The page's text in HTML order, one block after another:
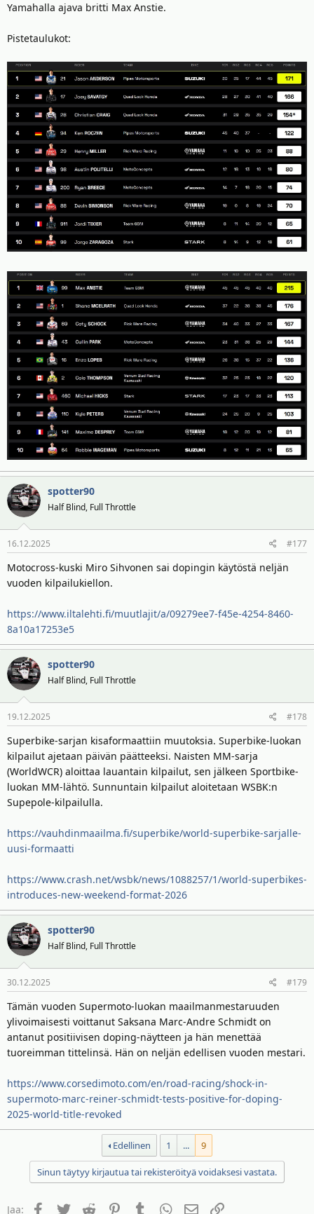
Yamahalla ajava britti Max Anstie.
Pistetaulukot:
spotter90
Half Blind, Full Throttle
16.12.2025 #177
Motocross-kuski Miro Sihvonen sai dopingin käytöstä neljän
vuoden kilpailukiellon.
https://www.iltalehti.fi/muutlajit/a/09279ee7-f45e-4254-8460-
8a10a17253e5
spotter90
Half Blind, Full Throttle
19.12.2025 #178
Superbike-sarjan kisaformaattiin muutoksia. Superbike-luokan
kilpailut ajetaan päivän päätteeksi. Naisten MM-sarja
(WorldWCR) aloittaa lauantain kilpailut, sen jälkeen Sportbike-
luokan MM-lähtö. Sunnuntain kilpailut aloitetaan WSBK:n
Supepole-kilpailulla.
https://vauhdinmaailma.fi/superbike/world-superbike-sarjalle-
uusi-formaatti
https://www.crash.net/wsbk/news/1088257/1/world-superbikes-
introduces-new-weekend-format-2026
spotter90
Half Blind, Full Throttle
30.12.2025 #179
Tämän vuoden Supermoto-luokan maailmanmestaruuden
ylivoimaisesti voittanut Saksana Marc-Andre Schmidt on
antanut positiivisen doping-näytteen ja hän menettää
tuoreimman tittelinsä. Hän on neljän edellisen vuoden mestari.
https://www.corsedimoto.com/en/road-racing/shock-in-
supermoto-marc-reiner-schmidt-tests-positive-for-doping-
2025-world-title-revoked
Edellinen 1 ... 9
Sinun täytyy kirjautua tai rekisteröityä voidaksesi vastata.
Jaa: Facebook
TwitterReddit PinterestTumblrWhatsAppSähköposti
Linkki